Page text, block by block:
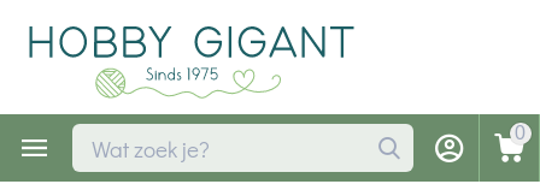
0